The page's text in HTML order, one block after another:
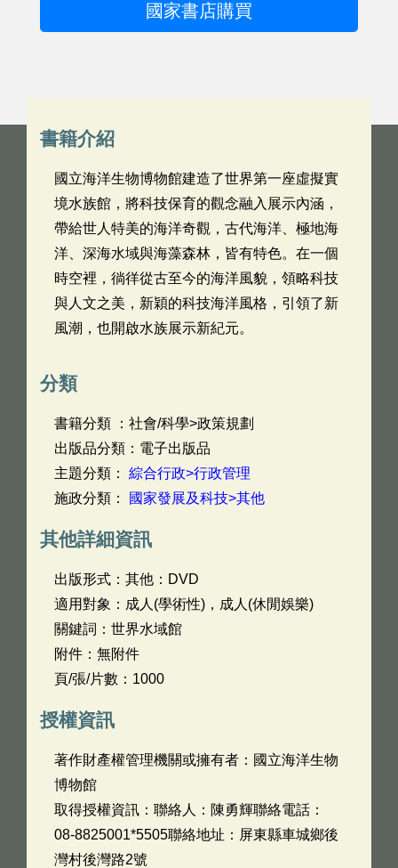
國家書店購買
書籍介紹
國立海洋生物博物館建造了世界第一座虛擬實
境水族館，將科技保育的觀念融入展示內涵，
帶給世人特美的海洋奇觀，古代海洋、極地海
洋、深海水域與海藻森林，皆有特色。在一個
時空裡，徜徉從古至今的海洋風貌，領略科技
與人文之美，新穎的科技海洋風格，引領了新
風潮，也開啟水族展示新紀元。
分類
書籍分類 ：社會/科學>政策規劃
出版品分類：電子出版品
主題分類： 綜合行政>行政管理
施政分類：
國家發展及科技>其他
其他詳細資訊
出版形式：其他：DVD
適用對象：成人(學術性)，成人(休閒娛樂)
關鍵詞：世界水域館
附件：無附件
頁/張/片數：1000
授權資訊
著作財產權管理機關或擁有者：國立海洋生物
博物館
取得授權資訊：聯絡人：陳勇輝聯絡電話：
08-8825001*5505聯絡地址：屏東縣車城鄉後
灣村後灣路2號